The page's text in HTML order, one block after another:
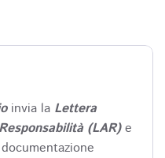
invia la Lettera
(LAR)e